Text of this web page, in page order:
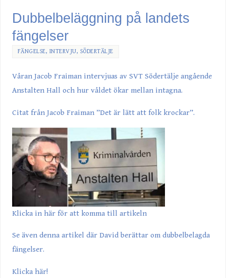
Dubbelbeläggning på landets
fängelser
FÄNGELSE, INTERVJU, SÖDERTÄLJE
Våran Jacob Fraiman intervjuas av SVT Södertälje angående
Anstalten Hall och hur våldet ökar mellan intagna.
Citat från Jacob Fraiman ”Det är lätt att folk krockar”.
Klicka in här för att komma till artikeln
Se även denna artikel där David berättar om dubbelbelagda
fängelser.
Klicka här!